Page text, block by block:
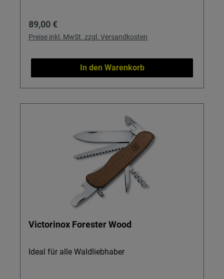
Regulärer Preis:
89,00 €
Preise inkl. MwSt. zzgl. Versandkosten
In den Warenkorb
Victorinox Forester Wood
Ideal für alle Waldliebhaber